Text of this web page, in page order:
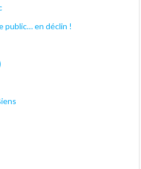
public… en déclin !